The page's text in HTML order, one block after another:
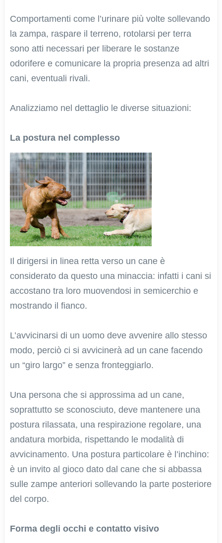
Comportamenti come l’urinare più volte sollevando
la zampa, raspare il terreno, rotolarsi per terra
sono atti necessari per liberare le sostanze
odorifere e comunicare la propria presenza ad altri
cani, eventuali rivali.
Analizziamo nel dettaglio le diverse situazioni:
La postura nel complesso
Il dirigersi in linea retta verso un cane è
considerato da questo una minaccia: infatti i cani si
accostano tra loro muovendosi in semicerchio e
mostrando il fianco.
L’avvicinarsi di un uomo deve avvenire allo stesso
modo, perciò ci si avvicinerà ad un cane facendo
un “giro largo” e senza fronteggiarlo.
Una persona che si approssima ad un cane,
soprattutto se sconosciuto, deve mantenere una
postura rilassata, una respirazione regolare, una
andatura morbida, rispettando le modalità di
avvicinamento. Una postura particolare è l’inchino:
è un invito al gioco dato dal cane che si abbassa
sulle zampe anteriori sollevando la parte posteriore
del corpo.
Forma degli occhi e contatto visivo